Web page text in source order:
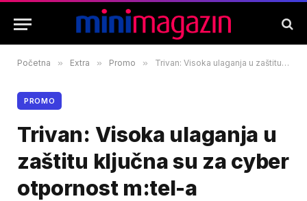
Početna » Extra » Promo » Trivan: Visoka ulaganja u zaštitu ključna su za cyber otpornost m:tel-a
PROMO
Trivan: Visoka ulaganja u
zaštitu ključna su za cyber
otpornost m:tel-a